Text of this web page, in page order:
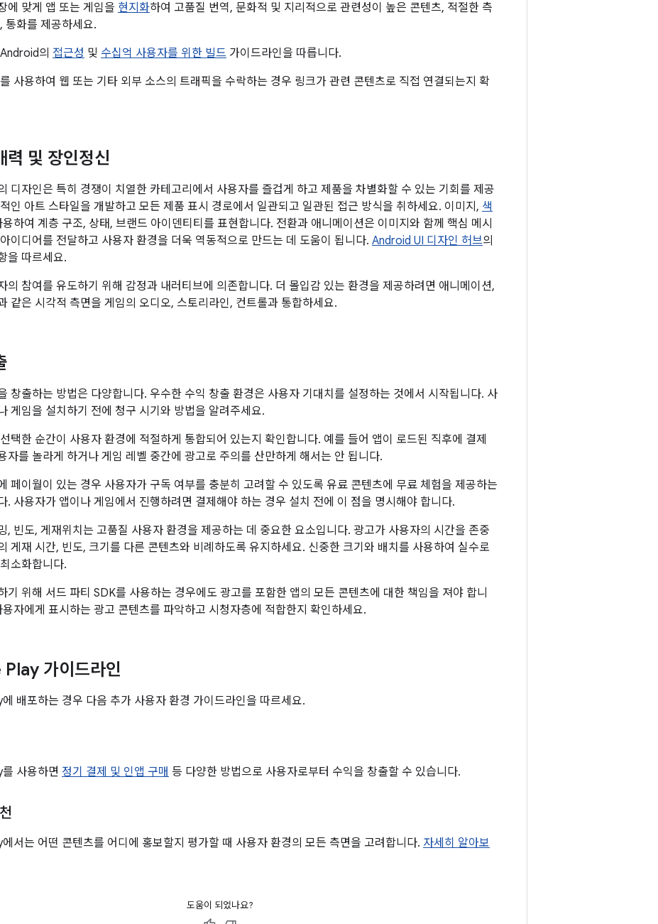
에 맞게 앱 또는 게임을 현지화하여 고품질 번역, 문화적 및 지리적으로 관련성이 높은 콘텐츠, 적절한 측
통화를 제공하세요.
의 접근성 및 수십억 사용자를 위한 빌드 가이드라인을 따릅니다.
를 사용하여 웹 또는 기타 외부 소스의 트래픽을 수락하는 경우 링크가 관련 콘텐츠로 직접 연결되는지 확
력 및 장인정신
디자인은 특히 경쟁이 치열한 카테고리에서 사용자를 즐겁게 하고 제품을 차별화할 수 있는 기회를 제공
인 아트 스타일을 개발하고 모든 제품 표시 경로에서 일관되고 일관된 접근 방식을 취하세요. 이미지, 색
하여 계층 구조, 상태, 브랜드 아이덴티티를 표현합니다. 전환과 애니메이션은 이미지와 함께 핵심 메시
이디어를 전달하고 사용자 환경을 더욱 역동적으로 만드는 데 도움이 됩니다. Android UI 디자인 허브의
을 따르세요.
의 참여를 유도하기 위해 감정과 내러티브에 의존합니다. 더 몰입감 있는 환경을 제공하려면 애니메이션,
같은 시각적 측면을 게임의 오디오, 스토리라인, 컨트롤과 통합하세요.
창출하는 방법은 다양합니다. 우수한 수익 창출 환경은 사용자 기대치를 설정하는 것에서 시작됩니다. 사
게임을 설치하기 전에 청구 시기와 방법을 알려주세요.
택한 순간이 사용자 환경에 적절하게 통합되어 있는지 확인합니다. 예를 들어 앱이 로드된 직후에 결제
자를 놀라게 하거나 게임 레벨 중간에 광고로 주의를 산만하게 해서는 안 됩니다.
페이월이 있는 경우 사용자가 구독 여부를 충분히 고려할 수 있도록 유료 콘텐츠에 무료 체험을 제공하는
. 사용자가 앱이나 게임에서 진행하려면 결제해야 하는 경우 설치 전에 이 점을 명시해야 합니다.
, 빈도, 게재위치는 고품질 사용자 환경을 제공하는 데 중요한 요소입니다. 광고가 사용자의 시간을 존중
게재 시간, 빈도, 크기를 다른 콘텐츠와 비례하도록 유지하세요. 신중한 크기와 배치를 사용하여 실수로
소화합니다.
기 위해 서드 파티 SDK를 사용하는 경우에도 광고를 포함한 앱의 모든 콘텐츠에 대한 책임을 져야 합니
자에게 표시하는 광고 콘텐츠를 파악하고 시청자층에 적합한지 확인하세요.
가이드라인
배포하는 경우 다음 추가 사용자 환경 가이드라인을 따르세요.
사용하면 정기 결제 및 인앱 구매 등 다양한 방법으로 사용자로부터 수익을 창출할 수 있습니다.
서는 어떤 콘텐츠를 어디에 홍보할지 평가할 때 사용자 환경의 모든 측면을 고려합니다. 자세히 알아보
도움이 되었나요?